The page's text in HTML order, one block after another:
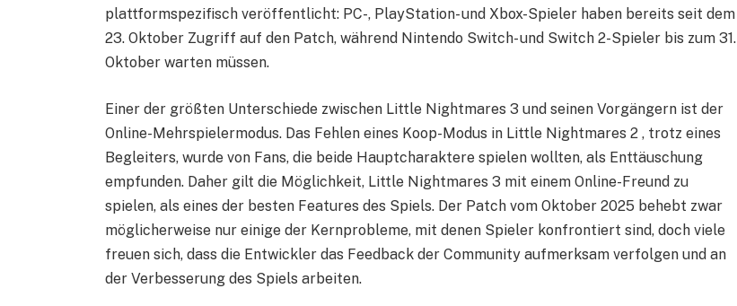
plattformspezifisch veröffentlicht: PC-, PlayStation- und Xbox-Spieler haben bereits seit dem
23. Oktober Zugriff auf den Patch, während Nintendo Switch- und Switch 2-Spieler bis zum 31.
Oktober warten müssen.
Einer der größten Unterschiede zwischen Little Nightmares 3 und seinen Vorgängern ist der
Online-Mehrspielermodus. Das Fehlen eines Koop-Modus in Little Nightmares 2 , trotz eines
Begleiters, wurde von Fans, die beide Hauptcharaktere spielen wollten, als Enttäuschung
empfunden. Daher gilt die Möglichkeit, Little Nightmares 3 mit einem Online-Freund zu
spielen, als eines der besten Features des Spiels. Der Patch vom Oktober 2025 behebt zwar
möglicherweise nur einige der Kernprobleme, mit denen Spieler konfrontiert sind, doch viele
freuen sich, dass die Entwickler das Feedback der Community aufmerksam verfolgen und an
der Verbesserung des Spiels arbeiten.